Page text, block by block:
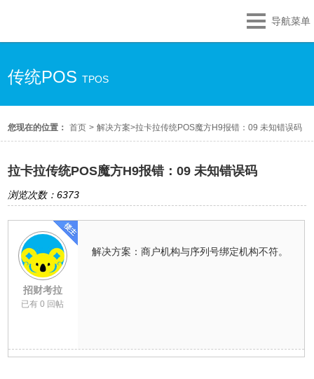
导航菜单
传统POSTPOS
您现在的位置： 首页 > 解决方案>拉卡拉传统POS魔方H9报错：09 未知错误码
拉卡拉传统POS魔方H9报错：09 未知错误码
浏览次数：6373
招财考拉
已有 0 回帖
解决方案：商户机构与序列号绑定机构不符。